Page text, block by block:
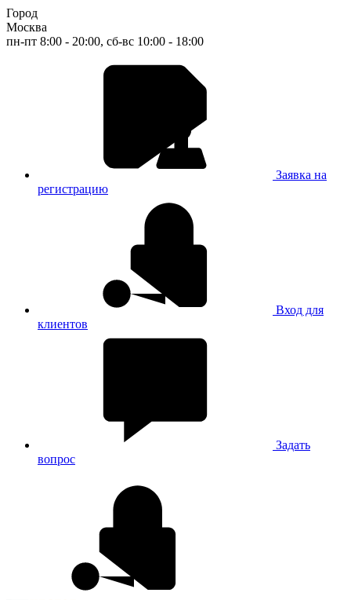
Город
Москва
пн-пт 8:00 - 20:00, сб-вс 10:00 - 18:00
Заявка на
регистрацию
Вход для
клиентов
Задать
вопрос